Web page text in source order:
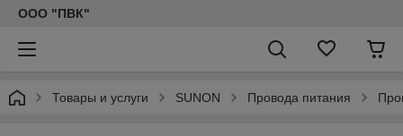
ООО "ПВК"
Товары и услуги SUNON Провода питания